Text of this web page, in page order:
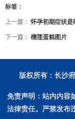
标签：
上一篇：怀孕初期症状是
下一篇： 榴莲蛋糕图片
版权所有：长沙
免责声明：站内内容
法律责任。严禁发布